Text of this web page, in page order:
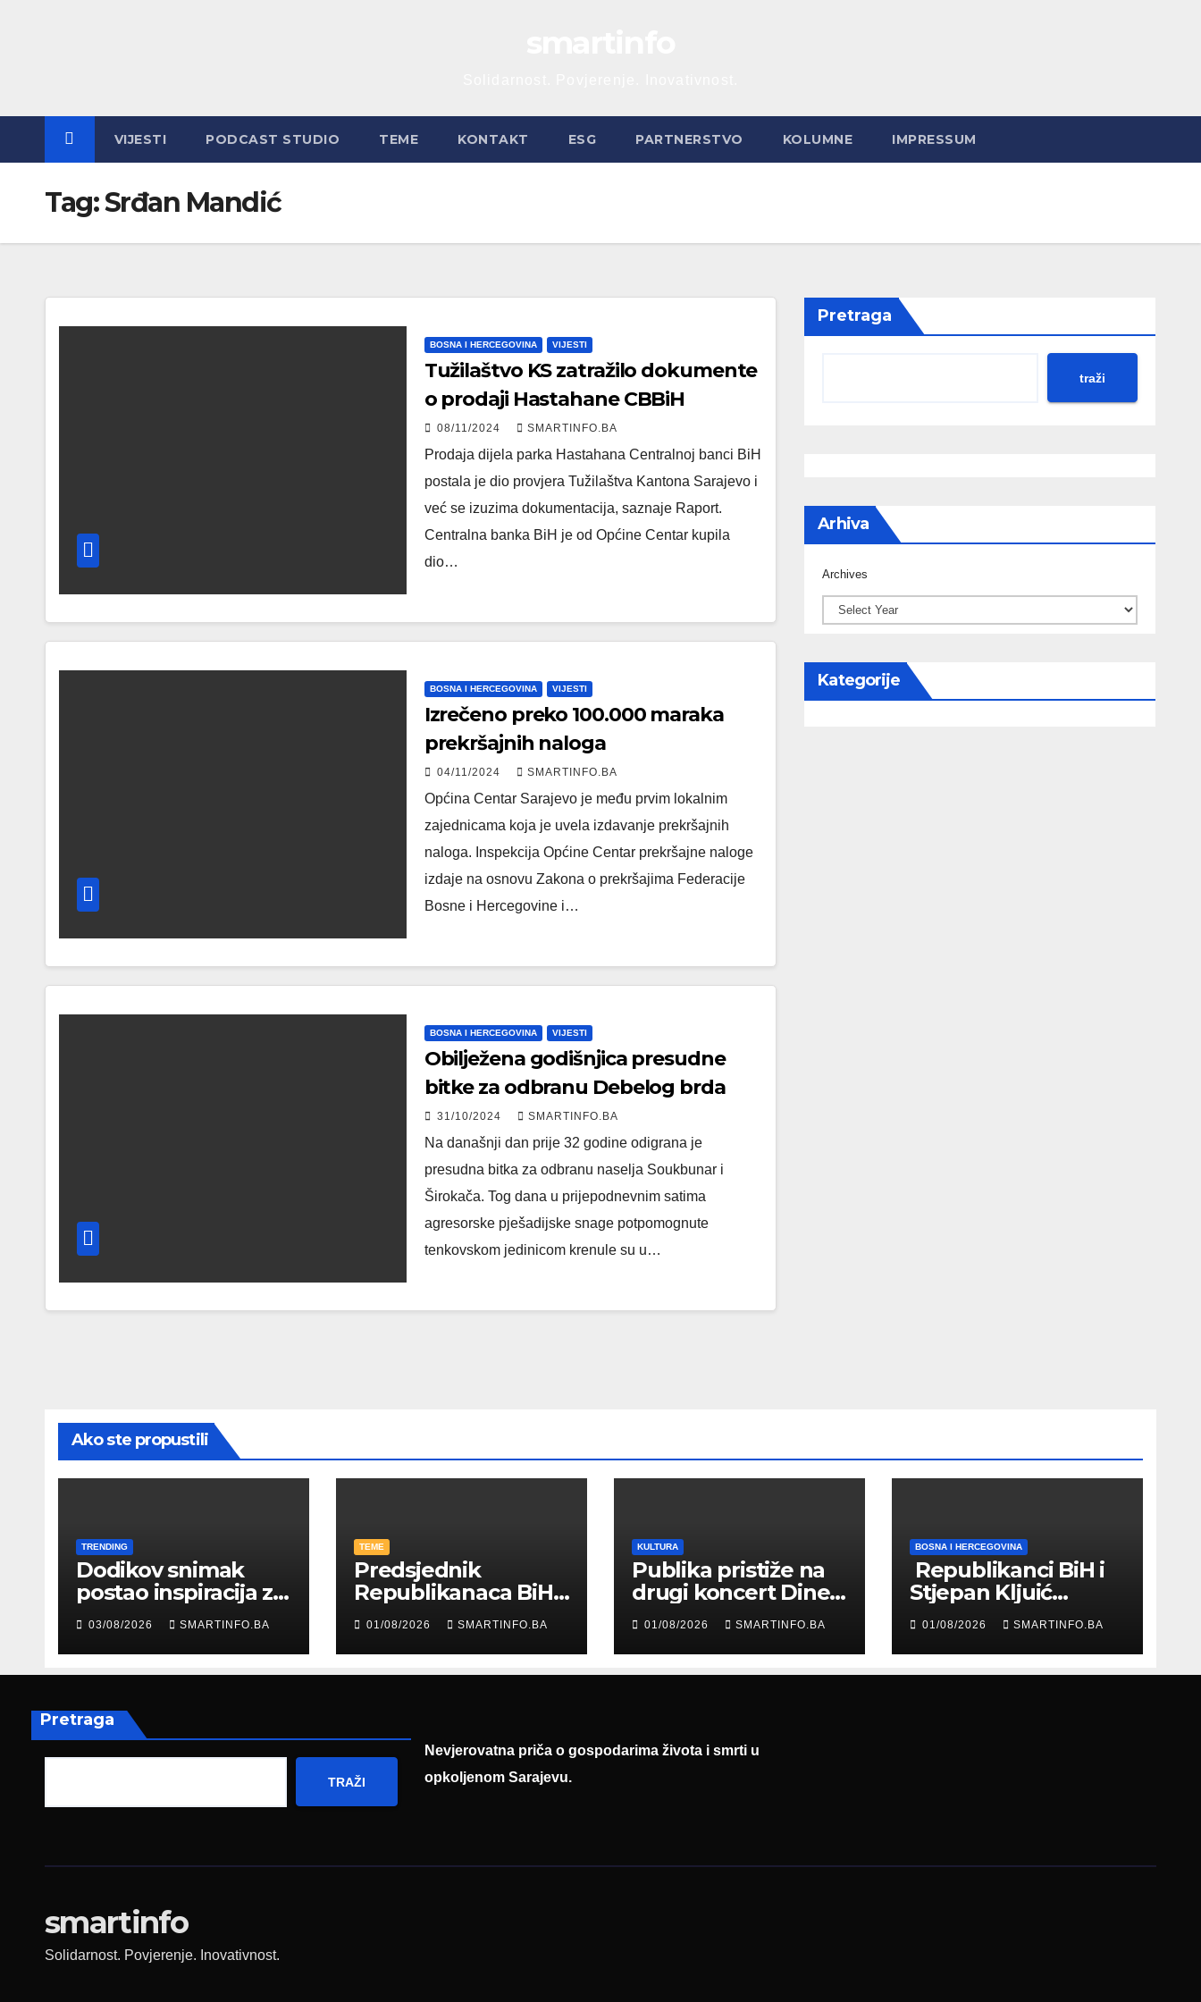
VIJESTI PODCAST STUDIO TEME KONTAKT ESG PARTNERSTVO KOLUMNE IMPRESSUM
Tag:Srđan Mandić
BOSNA I HERCEGOVINA VIJESTI
Tužilaštvo KS zatražilo dokumente
o prodaji Hastahane CBBiH
08/11/2024 SMARTINFO.BA
Prodaja dijela parka Hastahana Centralnoj banci BiH
postala je dio provjera Tužilaštva Kantona Sarajevo i
već se izuzima dokumentacija, saznaje Raport.
Centralna banka BiH je od Općine Centar kupila
dio…
BOSNA I HERCEGOVINA VIJESTI
Izrečeno preko 100.000 maraka
prekršajnih naloga
04/11/2024 SMARTINFO.BA
Općina Centar Sarajevo je među prvim lokalnim
zajednicama koja je uvela izdavanje prekršajnih
naloga. Inspekcija Općine Centar prekršajne naloge
izdaje na osnovu Zakona o prekršajima Federacije
Bosne i Hercegovine i…
BOSNA I HERCEGOVINA VIJESTI
Obilježena godišnjica presudne
bitke za odbranu Debelog brda
31/10/2024 SMARTINFO.BA
Na današnji dan prije 32 godine odigrana je
presudna bitka za odbranu naselja Soukbunar i
Širokača. Tog dana u prijepodnevnim satima
agresorske pješadijske snage potpomognute
tenkovskom jedinicom krenule su u…
Pretraga
traži
Arhiva
Archives
Kategorije
Ako ste propustili
TRENDING
Dodikov snimak
postao inspiracija za
šale: Građani kroz
parodiju poslali
poruku
03/08/2026 SMARTINFO.BA
TEME
Predsjednik
Republikanaca BiH
Edin Garaplija
prisustvovao
prezentaciji
Federalnog sajma
01/08/2026 SMARTINFO.BA
KULTURA
Publika pristiže na
drugi koncert Dine
Merlina na Koševu
01/08/2026 SMARTINFO.BA
BOSNA I HERCEGOVINA
Republikanci BiH i
Stjepan Kljuić
razgovarali o
evropskom putu
Bosne i
Hercegovine
01/08/2026 SMARTINFO.BA
Pretraga
TRAŽI
Nevjerovatna priča o gospodarima života i smrti u
opkoljenom Sarajevu.
smartinfo
Solidarnost. Povjerenje. Inovativnost.